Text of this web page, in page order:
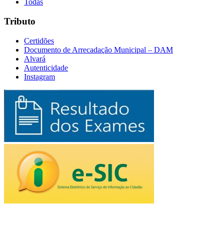
Todas
Tributo
Certidões
Documento de Arrecadação Municipal – DAM
Alvará
Autenticidade
Instagram